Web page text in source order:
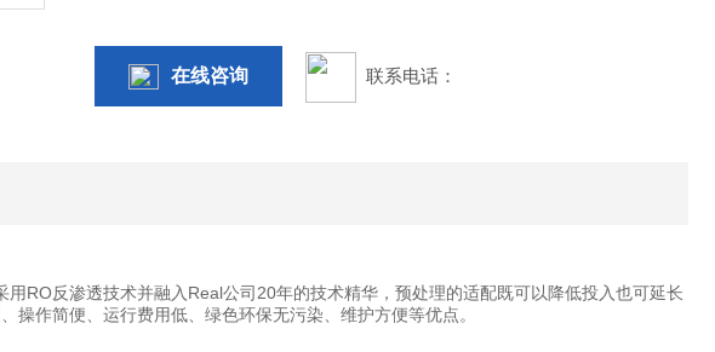
在线咨询 联系电话：
用RO反渗透技术并融入Real公司20年的技术精华，预处理的适配既可以降低投入也可延长
作简便、运行费用低、绿色环保无污染、维护方便等优点。